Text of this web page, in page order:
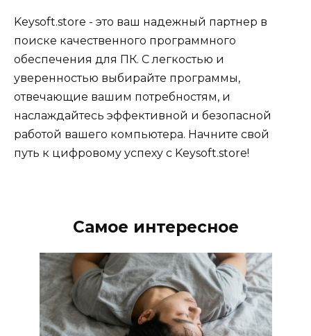
Keysoft.store - это ваш надежный партнер в
поиске качественного программного
обеспечения для ПК. С легкостью и
уверенностью выбирайте программы,
отвечающие вашим потребностям, и
наслаждайтесь эффективной и безопасной
работой вашего компьютера. Начните свой
путь к цифровому успеху с Keysoft.store!
Самое интересное